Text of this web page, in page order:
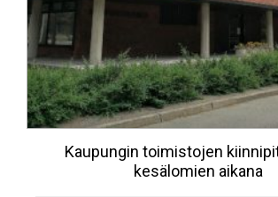
Kaupungin toimistojen
kesälomien aikana